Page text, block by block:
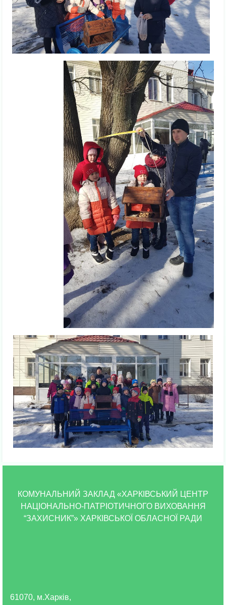
КОМУНАЛЬНИЙ ЗАКЛАД «ХАРКІВСЬКИЙ ЦЕНТР
НАЦІОНАЛЬНО-ПАТРІОТИЧНОГО ВИХОВАННЯ
“ЗАХИСНИК”» ХАРКІВСЬКОЇ ОБЛАСНОЇ РАДИ
61070, м.Харків,